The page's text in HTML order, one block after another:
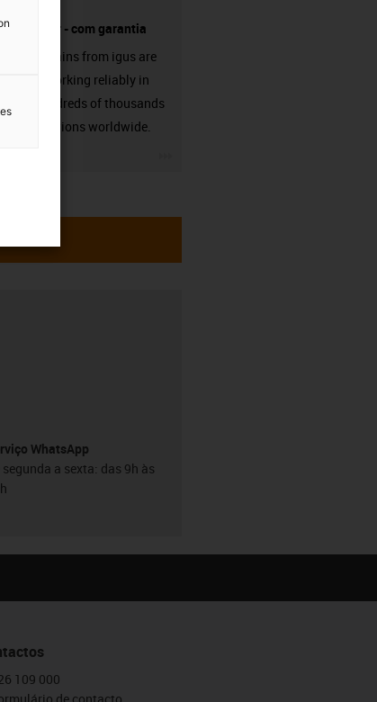
fornecedor - com garantia
Energy chains from igus are
already working reliably in
many hundreds of thousands
of applications worldwide.
WhatsApp
segunda a sexta: das 9h às
109 000